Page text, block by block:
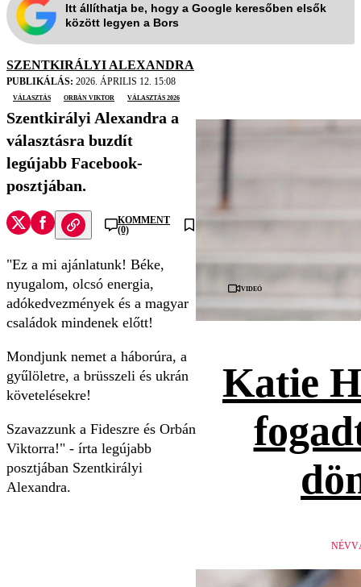
Itt állíthatja be, hogy a Google keresőben elsők
között legyen a Bors
SZENTKIRÁLYI ALEXANDRA
PUBLIKÁLÁS: 2026. ÁPRILIS 12. 15:08
választás
orbán viktor Választás 2026
Szentkirályi Alexandra a
választásra buzdít
legújabb Facebook-
posztjában.
KOMMENT
(0)
"Ez a mi ajánlatunk! Béke,
nyugalom, olcsó energia,
adókedvezmények és a magyar
családok mindenek előtt!
Mondjunk nemet a háborúra, a
gyűlöletre, a brüsszeli és ukrán
követelésekre!
Szavazzunk a Fideszre és Orbán
Viktorra!" - írta legújabb
posztjában Szentkirályi
Alexandra.
Videó
Katie